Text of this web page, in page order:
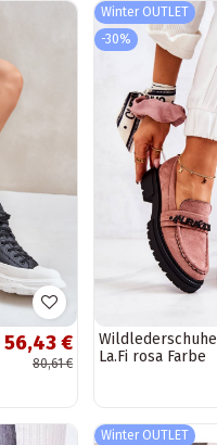
56,43 €
80,61 €
Winter OUTLET
-30%
Wildlederschuhe
La.Fi rosa Farbe
Winter OUTLET